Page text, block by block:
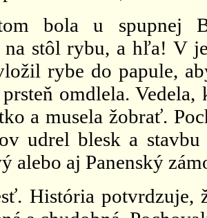
bola u spupnej
stôl rybu, a hľa! V
rybe do papule,
omdlela.
a musela žobrať.
udrel blesk a
alebo aj Panenský
História potvrdzuje,